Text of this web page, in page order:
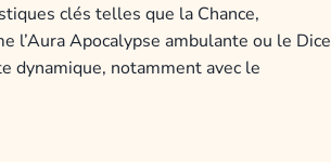
clés telles que la Chance,
l’Aura Apocalypse ambulante ou le Dice
dynamique, notamment avec le